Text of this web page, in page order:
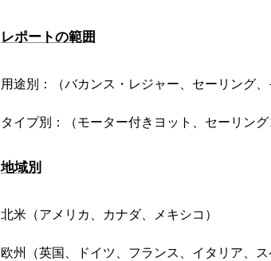
レポートの範囲
用途別：（バカンス・レジャー、セーリング、
タイプ別：（モーター付きヨット、セーリング
地域別
北米（アメリカ、カナダ、メキシコ）
欧州（英国、ドイツ、フランス、イタリア、